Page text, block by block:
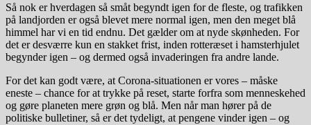
Så nok er hverdagen så småt begyndt igen for de fleste, og trafikken
på landjorden er også blevet mere normal igen, men den meget blå
himmel har vi en tid endnu. Det gælder om at nyde skønheden. For
det er desværre kun en stakket frist, inden rotteræset i hamsterhjulet
begynder igen – og dermed også invaderingen fra andre lande.
For det kan godt være, at Corona-situationen er vores – måske
eneste – chance for at trykke på reset, starte forfra som menneskehed
og gøre planeten mere grøn og blå. Men når man hører på de
politiske bulletiner, så er det tydeligt, at pengene vinder igen – og